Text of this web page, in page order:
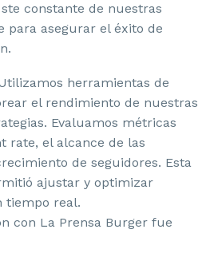
constante de nuestras
para asegurar el éxito de
herramientas de
el rendimiento de nuestras
Evaluamos métricas
rate, el alcance de las
de seguidores. Esta
ajustar y optimizar
tiempo real.
con La Prensa Burger fue